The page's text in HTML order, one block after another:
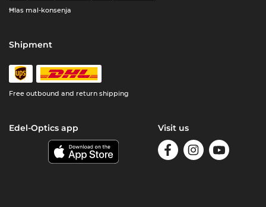
Ħlas mal-konsenja
Shipment
Free outbound and return shipping
Edel-Optics app Visit us